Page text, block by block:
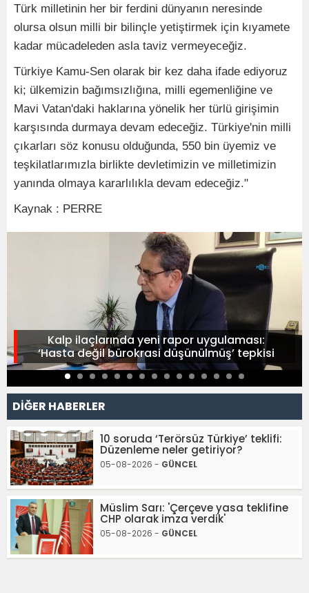
Türk milletinin her bir ferdini dünyanın neresinde
olursa olsun milli bir bilinçle yetiştirmek için kıyamete
kadar mücadeleden asla taviz vermeyeceğiz.
Türkiye Kamu-Sen olarak bir kez daha ifade ediyoruz
ki; ülkemizin bağımsızlığına, milli egemenliğine ve
Mavi Vatan'daki haklarına yönelik her türlü girişimin
karşısında durmaya devam edeceğiz. Türkiye'nin milli
çıkarları söz konusu olduğunda, 550 bin üyemiz ve
teşkilatlarımızla birlikte devletimizin ve milletimizin
yanında olmaya kararlılıkla devam edeceğiz."
Kaynak : PERRE
Kalp ilaçlarında yeni rapor uygulaması:
‘Hasta değil bürokrasi düşünülmüş’ tepkisi
DİĞER HABERLER
10 soruda ‘Terörsüz Türkiye’ teklifi:
Düzenleme neler getiriyor?
05-08-2026 - GÜNCEL
Müslim Sarı: 'Çerçeve yasa teklifine
CHP olarak imza verdik'
05-08-2026 - GÜNCEL